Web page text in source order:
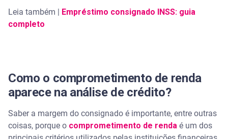
Leia também |
Empréstimo consignado INSS: guia
completo
Como o comprometimento de renda
aparece na análise de crédito?
Saber a margem do consignado é importante, entre outras
coisas, porque o comprometimento de renda é um dos